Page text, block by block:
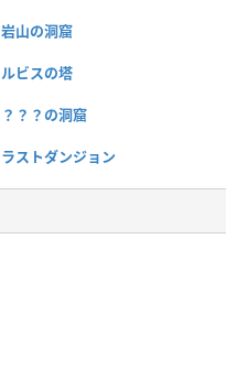
岩山の洞窟
ルビスの塔
？？？の洞窟
ラストダンジョン